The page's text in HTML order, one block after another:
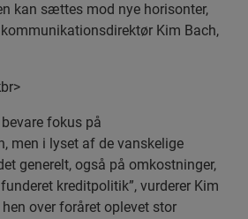
kan sættes mod nye horisonter,
Kim Bach,
br>
fokus på
men i lyset af de vanskelige
generelt, også på omkostninger,
kreditpolitik”, vurderer Kim
hen over foråret oplevet stor